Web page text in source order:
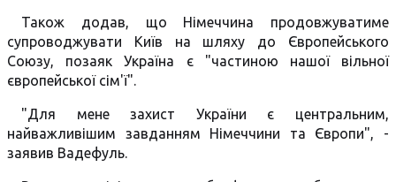
Також додав, що Німеччина продовжуватиме
супроводжувати Київ на шляху до Європейського
Союзу, позаяк Україна є "частиною нашої вільної
європейської сім'ї".
"Для мене захист України є центральним,
найважливішим завданням Німеччини та Європи", -
заявив Вадефуль.